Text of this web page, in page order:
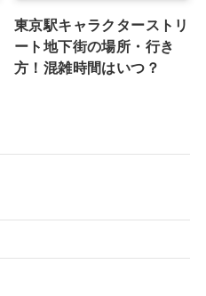
東京駅キャラクターストリ
ート地下街の場所・行き
方！混雑時間はいつ？